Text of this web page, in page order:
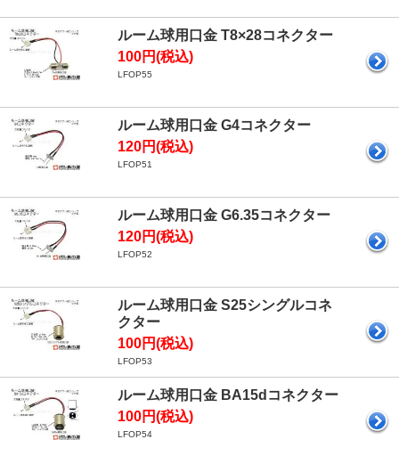
ルーム球用口金 T8×28コネクター
100円(税込)
LFOP55
ルーム球用口金 G4コネクター
120円(税込)
LFOP51
ルーム球用口金 G6.35コネクター
120円(税込)
LFOP52
ルーム球用口金 S25シングルコネ
クター
100円(税込)
LFOP53
ルーム球用口金 BA15dコネクター
100円(税込)
LFOP54